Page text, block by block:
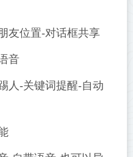
位置-对话框共享
音
-关键词提醒-自动